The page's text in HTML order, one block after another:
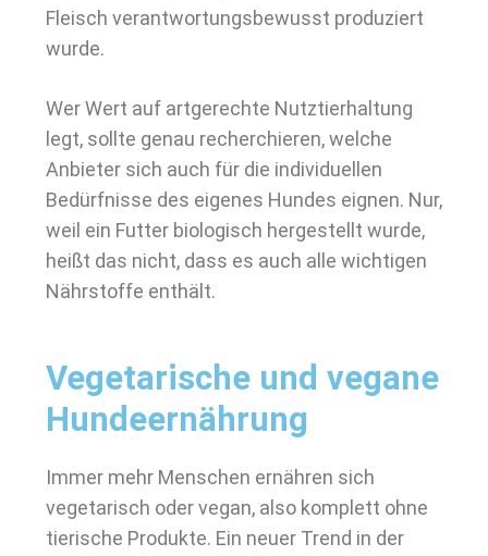
Fleisch verantwortungsbewusst produziert
wurde.
Wer Wert auf artgerechte Nutztierhaltung
legt, sollte genau recherchieren, welche
Anbieter sich auch für die individuellen
Bedürfnisse des eigenes Hundes eignen. Nur,
weil ein Futter biologisch hergestellt wurde,
heißt das nicht, dass es auch alle wichtigen
Nährstoffe enthält.
Vegetarische und vegane
Hundeernährung
Immer mehr Menschen ernähren sich
vegetarisch oder vegan, also komplett ohne
tierische Produkte. Ein neuer Trend in der